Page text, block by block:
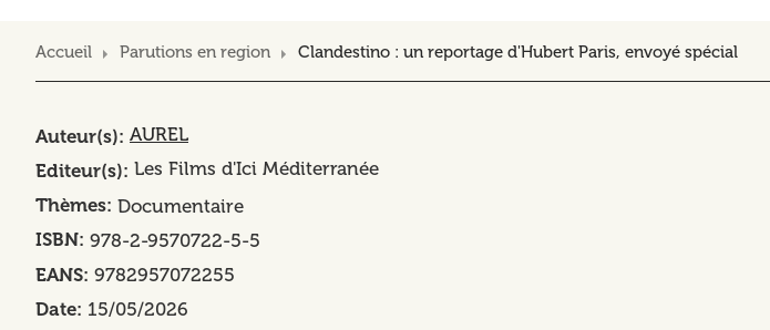
Accueil Parutions en region Clandestino : un reportage d'Hubert Paris, envoyé spécial
Auteur(s) AUREL
Editeur(s) Les Films d'Ici Méditerranée
Thèmes Documentaire
ISBN 978-2-9570722-5-5
EANS 9782957072255
Date 15/05/2026